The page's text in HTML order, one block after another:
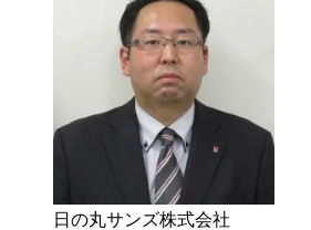
日の丸サンズ株式会社